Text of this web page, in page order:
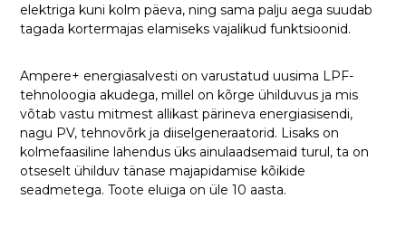
elektriga kuni kolm päeva, ning sama palju aega suudab
tagada kortermajas elamiseks vajalikud funktsioonid.
Ampere+ energiasalvesti on varustatud uusima LPF-
tehnoloogia akudega, millel on kõrge ühilduvus ja mis
võtab vastu mitmest allikast pärineva energiasisendi,
nagu PV, tehnovõrk ja diiselgeneraatorid. Lisaks on
kolmefaasiline lahendus üks ainulaadsemaid turul, ta on
otseselt ühilduv tänase majapidamise kõikide
seadmetega. Toote eluiga on üle 10 aasta.